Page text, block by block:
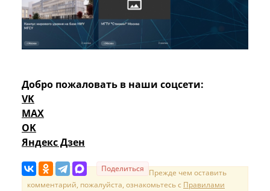
Добро пожаловать в наши соцсети:
VK
MAX
OK
Яндекс Дзен
Поделиться Прежде чем оставить
комментарий, пожалуйста, ознакомьтесь с Правилами